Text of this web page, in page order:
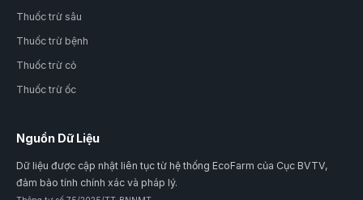
Thuốc trừ sâu
Thuốc trừ bệnh
Thuốc trừ cỏ
Thuốc trừ ốc
Nguồn Dữ Liệu
Dữ liệu được cập nhật liên tục từ hệ thống EcoFarm của Cục BVTV,
đảm bảo tính chính xác và pháp lý.